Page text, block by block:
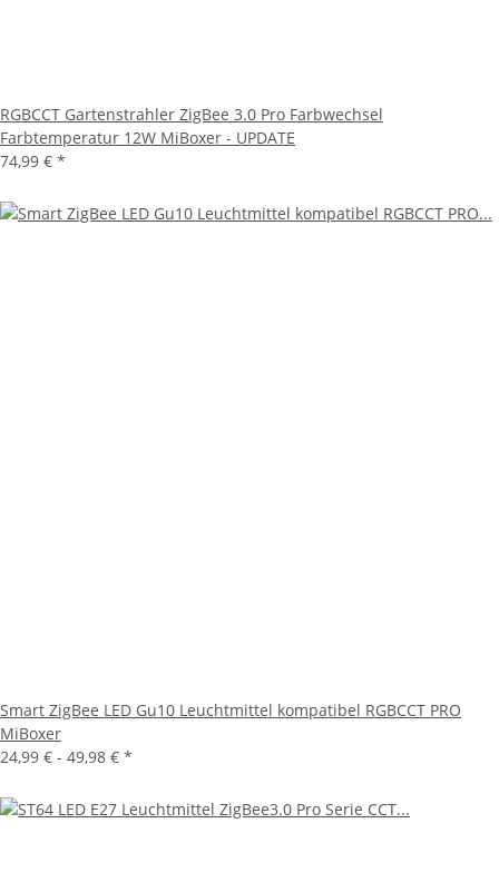
RGBCCT Gartenstrahler ZigBee 3.0 Pro Farbwechsel
Farbtemperatur 12W MiBoxer - UPDATE
74,99 € *
Smart ZigBee LED Gu10 Leuchtmittel kompatibel RGBCCT PRO
MiBoxer
24,99 € - 49,98 € *